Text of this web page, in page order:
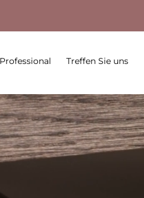
Professional Treffen Sie uns